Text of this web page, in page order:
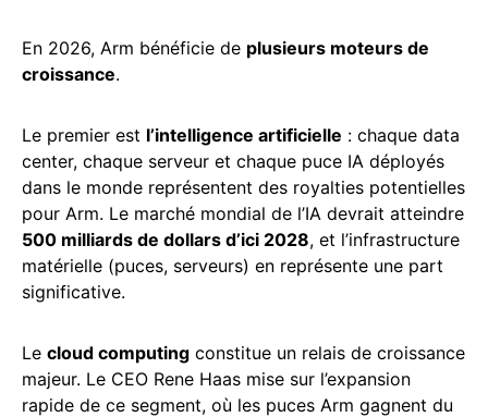
En 2026, Arm bénéficie de plusieurs moteurs de
croissance.
Le premier est l’intelligence artificielle : chaque data
center, chaque serveur et chaque puce IA déployés
dans le monde représentent des royalties potentielles
pour Arm. Le marché mondial de l’IA devrait atteindre
500 milliards de dollars d’ici 2028, et l’infrastructure
matérielle (puces, serveurs) en représente une part
significative.
Le cloud computing constitue un relais de croissance
majeur. Le CEO Rene Haas mise sur l’expansion
rapide de ce segment, où les puces Arm gagnent du